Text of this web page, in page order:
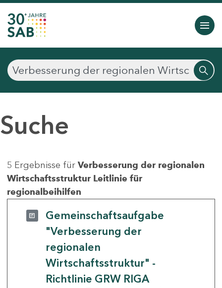
Suche
5 Ergebnisse für Verbesserung der regionalen
Wirtschaftsstruktur Leitlinie für
regionalbeihilfen
Gemeinschaftsaufgabe
"Verbesserung der
regionalen
Wirtschaftsstruktur" -
Richtlinie GRW RIGA